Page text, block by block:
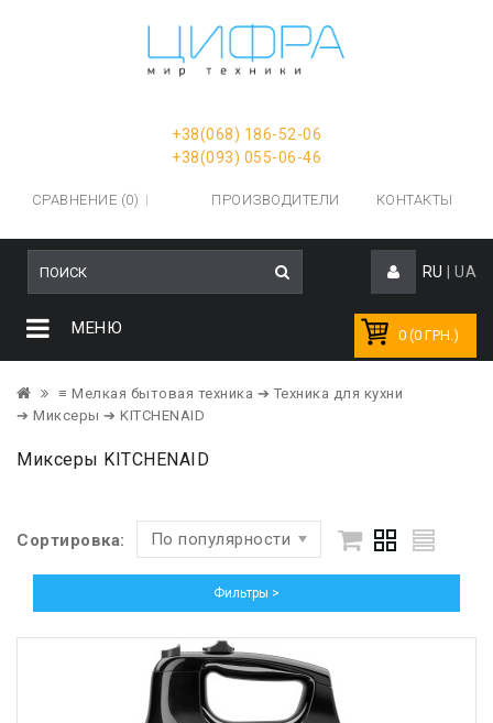
+38(068) 186-52-06
+38(093) 055-06-46
СРАВНЕНИЕ (0) ПРОИЗВОДИТЕЛИ КОНТАКТЫ
RU UA
0 (0 ГРН.)
МЕНЮ
≡ Мелкая бытовая техника ➔ Техника для кухни
➔ Миксеры ➔ KITCHENAID
Миксеры KITCHENAID
Сортировка: По популярности
Фильтры >